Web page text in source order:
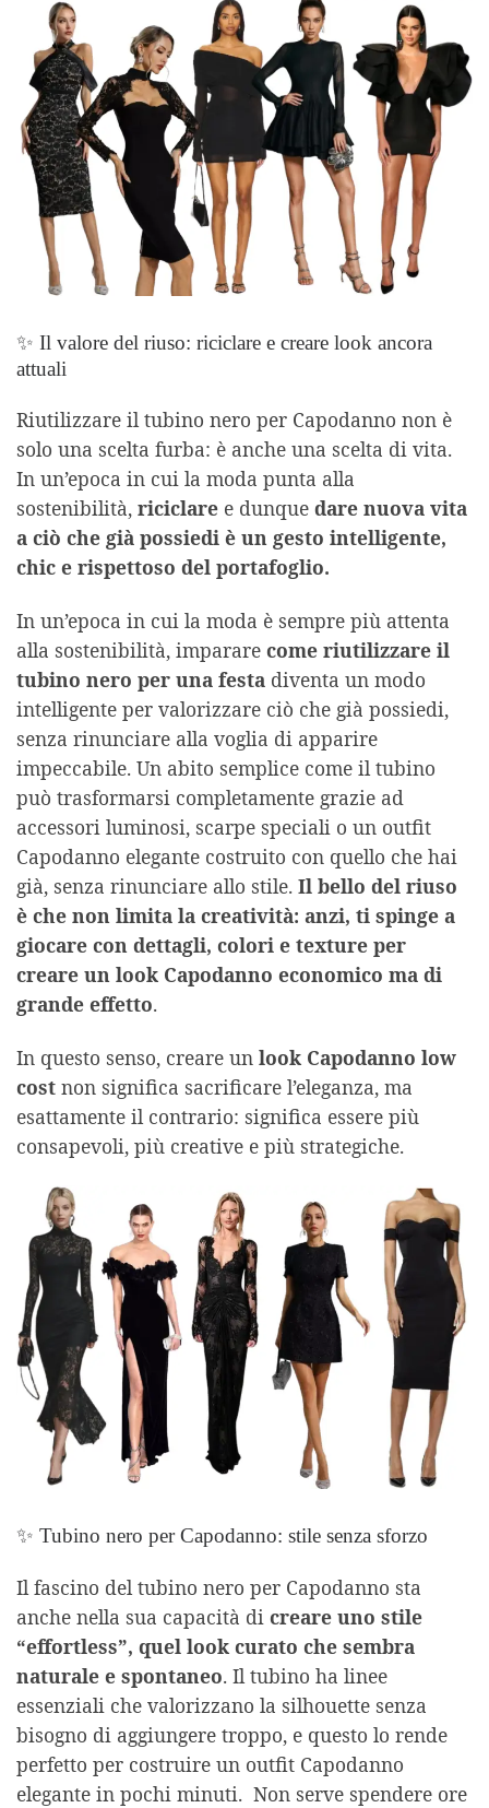
✨ Il valore del riuso: riciclare e creare look ancora
attuali
Riutilizzare il tubino nero per Capodanno non è
solo una scelta furba: è anche una scelta di vita.
In un’epoca in cui la moda punta alla
sostenibilità, riciclare e dunque dare nuova vita
a ciò che già possiedi è un gesto intelligente,
chic e rispettoso del portafoglio.
In un’epoca in cui la moda è sempre più attenta
alla sostenibilità, imparare come riutilizzare il
tubino nero per una festa diventa un modo
intelligente per valorizzare ciò che già possiedi,
senza rinunciare alla voglia di apparire
impeccabile. Un abito semplice come il tubino
può trasformarsi completamente grazie ad
accessori luminosi, scarpe speciali o un outfit
Capodanno elegante costruito con quello che hai
già, senza rinunciare allo stile. Il bello del riuso
è che non limita la creatività: anzi, ti spinge a
giocare con dettagli, colori e texture per
creare un look Capodanno economico ma di
grande effetto.
In questo senso, creare un look Capodanno low
cost non significa sacrificare l’eleganza, ma
esattamente il contrario: significa essere più
consapevoli, più creative e più strategiche.
✨ Tubino nero per Capodanno: stile senza sforzo
Il fascino del tubino nero per Capodanno sta
anche nella sua capacità di creare uno stile
“effortless”, quel look curato che sembra
naturale e spontaneo. Il tubino ha linee
essenziali che valorizzano la silhouette senza
bisogno di aggiungere troppo, e questo lo rende
perfetto per costruire un outfit Capodanno
elegante in pochi minuti. Non serve spendere ore